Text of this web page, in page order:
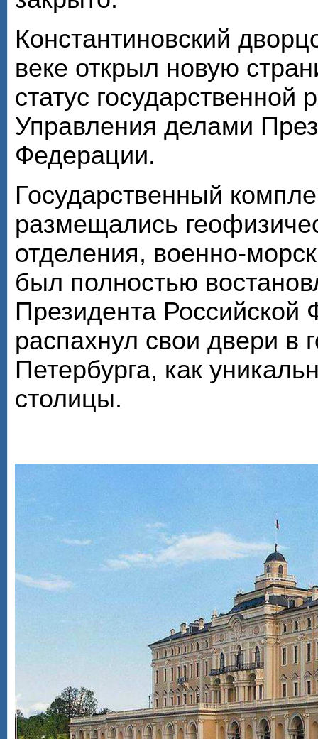
Константиновский
веке открыл новую
статус государственной
Управления делами
Федерации.
Государственный
размещались
отделения, военно-
был полностью
Президента
распахнул свои двери в
Петербурга, как
столицы.